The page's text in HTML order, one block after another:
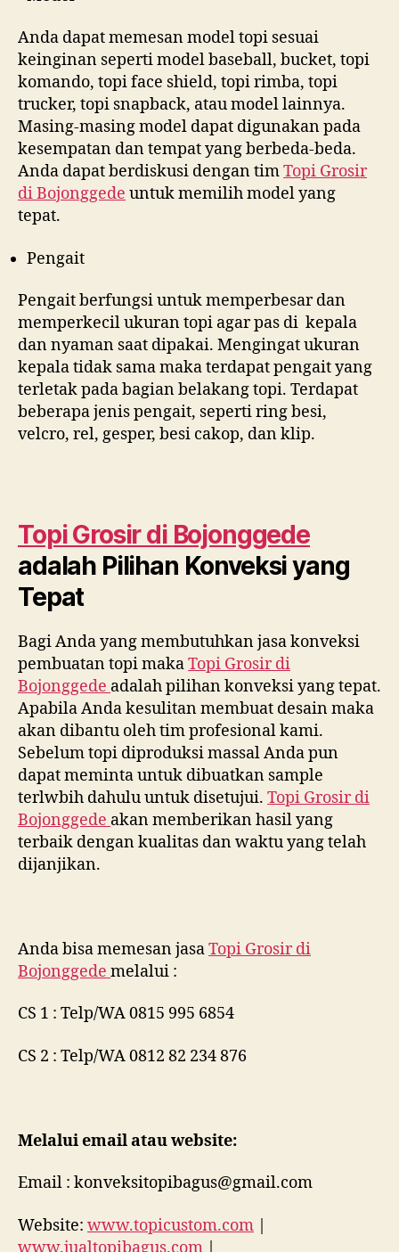
Anda dapat memesan model topi sesuai
keinginan seperti model baseball, bucket, topi
komando, topi face shield, topi rimba, topi
trucker, topi snapback, atau model lainnya.
Masing-masing model dapat digunakan pada
kesempatan dan tempat yang berbeda-beda.
Anda dapat berdiskusi dengan timTopi Grosir
diBojonggede untuk memilih model yang
tepat.
Pengait
Pengait berfungsi untuk memperbesar dan
memperkecil ukuran topi agar pas di kepala
dan nyaman saat dipakai. Mengingat ukuran
kepala tidak sama maka terdapat pengait yang
terletak pada bagian belakang topi. Terdapat
beberapa jenis pengait, seperti ring besi,
velcro, rel, gesper, besi cakop, dan klip.
Topi Grosir di Bojonggede
adalah Pilihan Konveksi yang
Tepat
Bagi Anda yang membutuhkan jasa konveksi
pembuatan topi makaTopi Grosir di
Bojonggede adalah pilihan konveksi yang tepat.
Apabila Anda kesulitan membuat desain maka
akan dibantu oleh tim profesional kami.
Sebelum topi diproduksi massal Anda pun
dapat meminta untuk dibuatkan sample
terlwbih dahulu untuk disetujui. Topi Grosir di
Bojonggede akan memberikan hasil yang
terbaik dengan kualitas dan waktu yang telah
dijanjikan.
Anda bisa memesan jasaTopi Grosir di
Bojonggede melalui :
CS 1 : Telp/WA 0815 995 6854
CS 2 : Telp/WA 0812 82 234 876
Melalui email atau website:
Email : konveksitopibagus@gmail.com
Website: www.topicustom.com |
www.jualtopibagus.com |